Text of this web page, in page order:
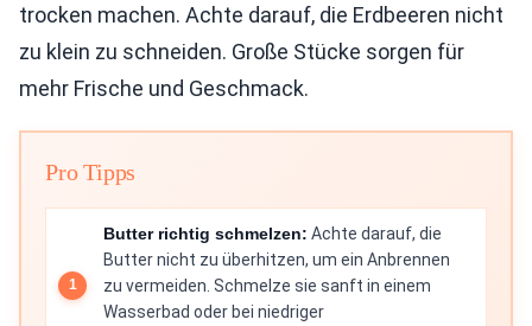
trocken machen. Achte darauf, die Erdbeeren nicht
zu klein zu schneiden. Große Stücke sorgen für
mehr Frische und Geschmack.
Pro Tipps
Butter richtig schmelzen: Achte darauf, die
Butter nicht zu überhitzen, um ein Anbrennen
zu vermeiden. Schmelze sie sanft in einem
Wasserbad oder bei niedriger